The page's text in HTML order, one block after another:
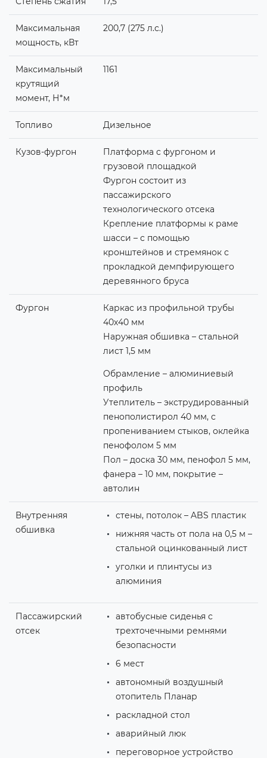
Максимальная
мощность, кВт
200,7 (275 л.с.)
Максимальный
крутящий
момент, Н*м
1161
Топливо Дизельное
Кузов-фургон
Платформа с фургоном и
грузовой площадкой
Фургон состоит из
пассажирского
технологического отсека
Крепление платформы к раме
шасси – с помощью
кронштейнов и стремянок с
прокладкой демпфирующего
деревянного бруса
Фургон
Каркас из профильной трубы
40х40 мм
Наружная обшивка – стальной
лист 1,5 мм
Обрамление – алюминиевый
профиль
Утеплитель – экструдированный
пенополистирол 40 мм, с
пропениванием стыков, оклейка
пенофолом 5 мм
Пол – доска 30 мм, пенофол 5 мм,
фанера – 10 мм, покрытие –
автолин
Внутренняя
обшивка
стены, потолок – ABS пластик
нижняя часть от пола на 0,5 м –
стальной оцинкованный лист
уголки и плинтусы из
алюминия
Пассажирский
отсек
автобусные сиденья с
трехточечными ремнями
безопасности
6 мест
автономный воздушный
отопитель Планар
раскладной стол
аварийный люк
переговорное устройство